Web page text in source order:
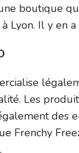
boutique
Lyon. Il y en
Les
des
Frenchy